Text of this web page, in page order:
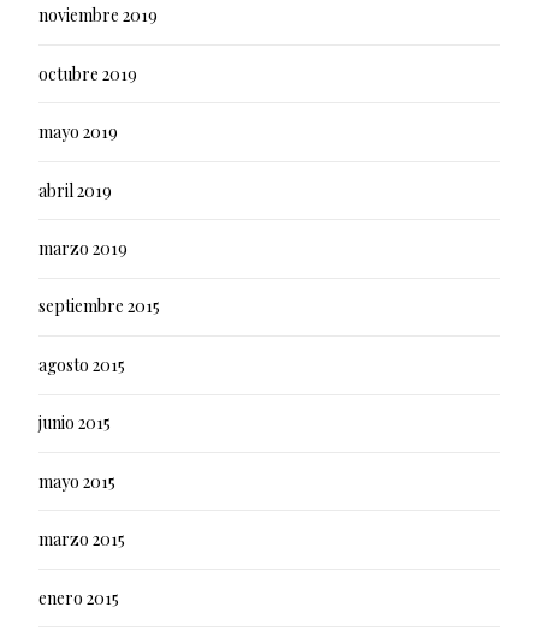
noviembre 2019
octubre 2019
mayo 2019
abril 2019
marzo 2019
septiembre 2015
agosto 2015
junio 2015
mayo 2015
marzo 2015
enero 2015